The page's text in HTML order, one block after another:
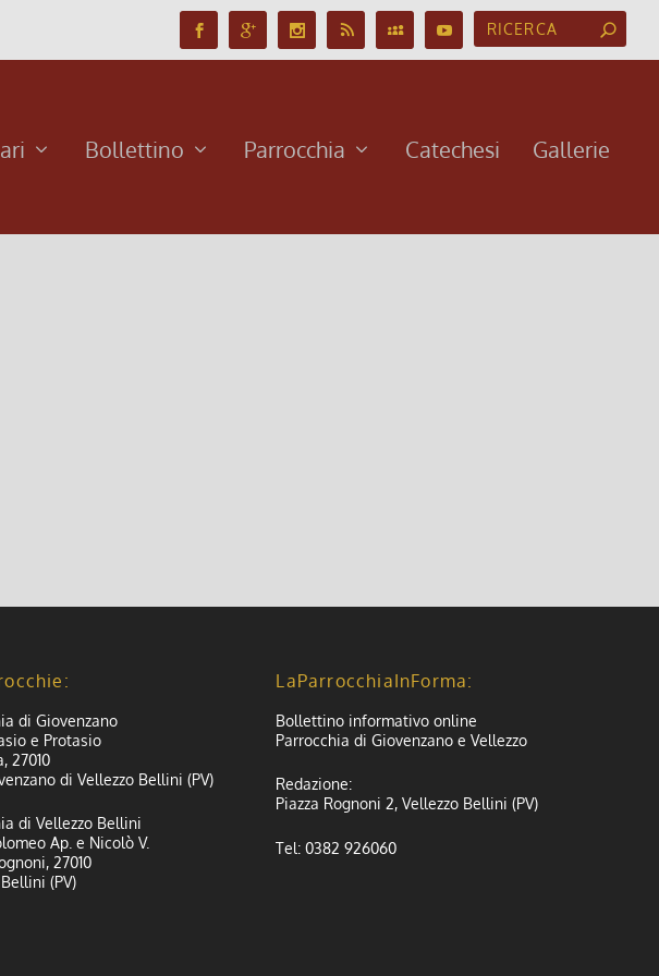
Bollettino Parrocchia Catechesi Gallerie
di Giovenzano
e Protasio
27010
di Vellezzo Bellini (PV)
di Vellezzo Bellini
Ap. e Nicolò V.
27010
(PV)
LaParrocchiaInForma:
Bollettino informativo online
Parrocchia di Giovenzano e Vellezzo
Redazione:
Piazza Rognoni 2, Vellezzo Bellini (PV)
Tel: 0382 926060